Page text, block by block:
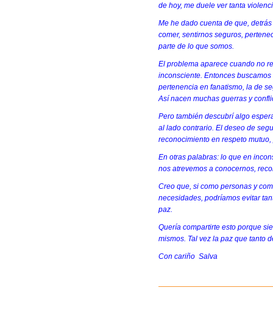
de hoy, me duele ver tanta
Me he dado cuenta de que,
comer, sentirnos seguros,
parte de lo que somos.
El problema aparece cuando no
inconsciente. Entonces
pertenencia en fanatismo, la de
Así nacen muchas guerras y
Pero también descubrí algo
al lado contrario. El deseo de
reconocimiento en respeto
En otras palabras: lo que en
nos atrevemos a conocernos,
Creo que, si como personas y
necesidades, podríamos evitar
paz.
Quería compartirte esto porque
mismos. Tal vez la paz que tanto
Con cariño Salva